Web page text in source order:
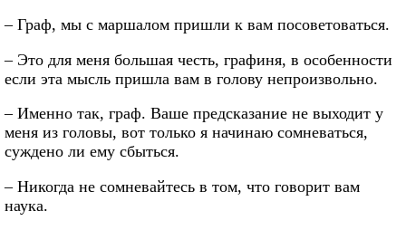
– Граф, мы с маршалом пришли к вам посоветоваться.
– Это для меня большая честь, графиня, в особенности
если эта мысль пришла вам в голову непроизвольно.
– Именно так, граф. Ваше предсказание не выходит у
меня из головы, вот только я начинаю сомневаться,
суждено ли ему сбыться.
– Никогда не сомневайтесь в том, что говорит вам
наука.